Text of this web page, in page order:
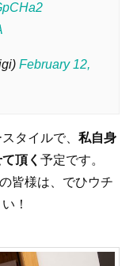
February 12,
タイルで、私自身
頂く予定です。
皆様は、でひウチ
！